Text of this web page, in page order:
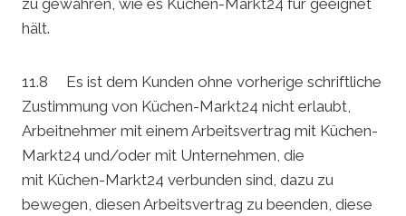
zu gewähren, wie es Küchen-Markt24 für geeignet
hält.
11.8 Es ist dem Kunden ohne vorherige schriftliche
Zustimmung von Küchen-Markt24 nicht erlaubt,
Arbeitnehmer mit einem Arbeitsvertrag mit Küchen-
Markt24 und/oder mit Unternehmen, die
mit Küchen-Markt24 verbunden sind, dazu zu
bewegen, diesen Arbeitsvertrag zu beenden, diese